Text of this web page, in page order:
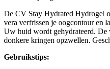
De CV Stay Hydrated Hydrogel
vera verfrissen je oogcontour en
Uw huid wordt gehydrateerd. De
donkere kringen opzwellen.
Gebruikstips: